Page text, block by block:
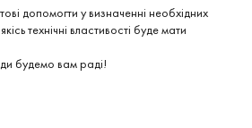
допомогти у визначенні необхідних
технічні властивості буде мати
будемо вам раді!